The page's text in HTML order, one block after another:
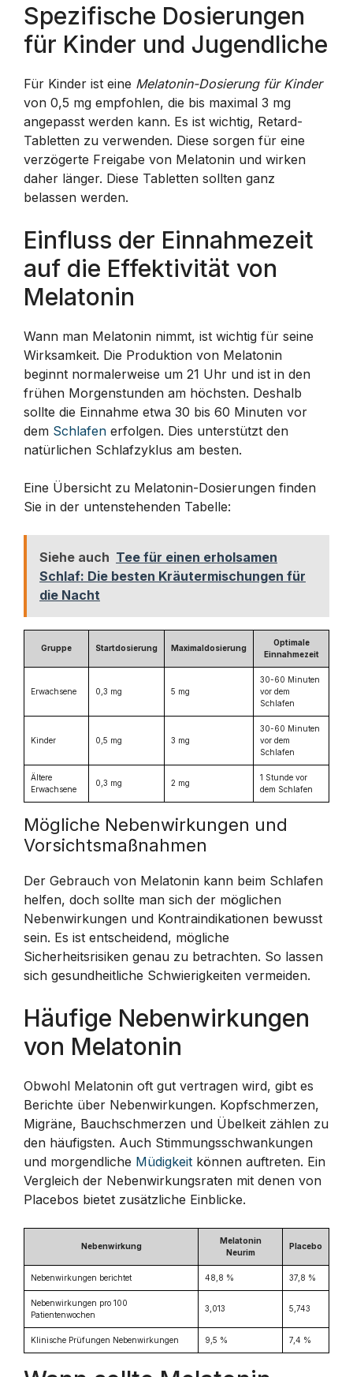
Spezifische Dosierungen
für Kinder und Jugendliche
Für Kinder ist eine Melatonin-Dosierung für Kinder
von 0,5 mg empfohlen, die bis maximal 3 mg
angepasst werden kann. Es ist wichtig, Retard-
Tabletten zu verwenden. Diese sorgen für eine
verzögerte Freigabe von Melatonin und wirken
daher länger. Diese Tabletten sollten ganz
belassen werden.
Einfluss der Einnahmezeit
auf die Effektivität von
Melatonin
Wann man Melatonin nimmt, ist wichtig für seine
Wirksamkeit. Die Produktion von Melatonin
beginnt normalerweise um 21 Uhr und ist in den
frühen Morgenstunden am höchsten. Deshalb
sollte die Einnahme etwa 30 bis 60 Minuten vor
dem Schlafen erfolgen. Dies unterstützt den
natürlichen Schlafzyklus am besten.
Eine Übersicht zu Melatonin-Dosierungen finden
Sie in der untenstehenden Tabelle:
Siehe auch Tee für einen erholsamen
Schlaf: Die besten Kräutermischungen für
die Nacht
Gruppe Startdosierung Maximaldosierung
Optimale
Einnahmezeit
Erwachsene 0,3 mg 5 mg
30-60 Minuten
vor dem
Schlafen
Kinder 0,5 mg 3 mg
30-60 Minuten
vor dem
Schlafen
Ältere
Erwachsene
0,3 mg 2 mg
1 Stunde vor
dem Schlafen
Mögliche Nebenwirkungen und
Vorsichtsmaßnahmen
Der Gebrauch von Melatonin kann beim Schlafen
helfen, doch sollte man sich der möglichen
Nebenwirkungen und Kontraindikationen bewusst
sein. Es ist entscheidend, mögliche
Sicherheitsrisiken genau zu betrachten. So lassen
sich gesundheitliche Schwierigkeiten vermeiden.
Häufige Nebenwirkungen
von Melatonin
Obwohl Melatonin oft gut vertragen wird, gibt es
Berichte über Nebenwirkungen. Kopfschmerzen,
Migräne, Bauchschmerzen und Übelkeit zählen zu
den häufigsten. Auch Stimmungsschwankungen
und morgendliche Müdigkeit können auftreten. Ein
Vergleich der Nebenwirkungsraten mit denen von
Placebos bietet zusätzliche Einblicke.
Nebenwirkung
Melatonin
Neurim
Placebo
Nebenwirkungen berichtet 48,8 % 37,8 %
Nebenwirkungen pro 100
Patientenwochen
3,013 5,743
Klinische Prüfungen Nebenwirkungen 9,5 % 7,4 %